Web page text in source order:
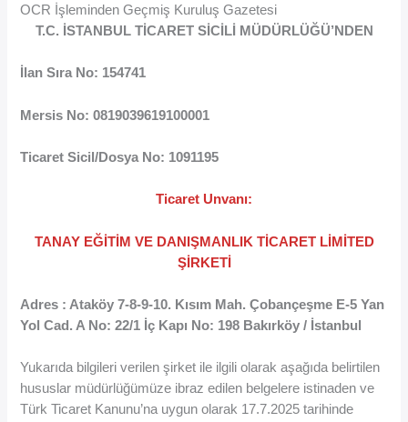
OCR İşleminden Geçmiş Kuruluş Gazetesi
T.C. İSTANBUL TİCARET SİCİLİ MÜDÜRLÜĞÜ’NDEN
İlan Sıra No: 154741
Mersis No: 0819039619100001
Ticaret Sicil/Dosya No: 1091195
Ticaret Unvanı:
TANAY EĞİTİM VE DANIŞMANLIK TİCARET LİMİTED
ŞİRKETİ
Adres : Ataköy 7-8-9-10. Kısım Mah. Çobançeşme E-5 Yan
Yol Cad. A No: 22/1 İç Kapı No: 198 Bakırköy / İstanbul
Yukarıda bilgileri verilen şirket ile ilgili olarak aşağıda belirtilen
hususlar müdürlüğümüze ibraz edilen belgelere istinaden ve
Türk Ticaret Kanunu’na uygun olarak 17.7.2025 tarihinde